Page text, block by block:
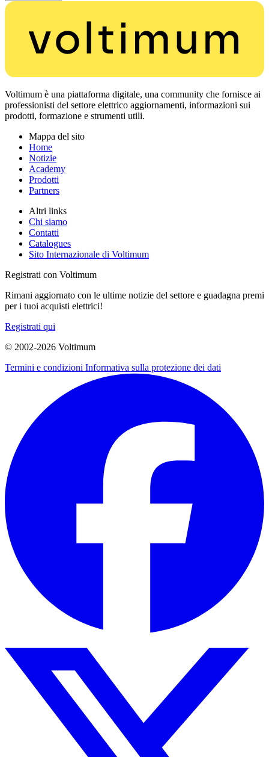
Voltimum è una piattaforma digitale, una community che fornisce ai
professionisti del settore elettrico aggiornamenti, informazioni sui
prodotti, formazione e strumenti utili.
Mappa del sito
Home
Notizie
Academy
Prodotti
Partners
Altri links
Chi siamo
Contatti
Catalogues
Sito Internazionale di Voltimum
Registrati con Voltimum
Rimani aggiornato con le ultime notizie del settore e guadagna premi
per i tuoi acquisti elettrici!
Registrati qui
© 2002-2026 Voltimum
Termini e condizioni Informativa sulla protezione dei dati